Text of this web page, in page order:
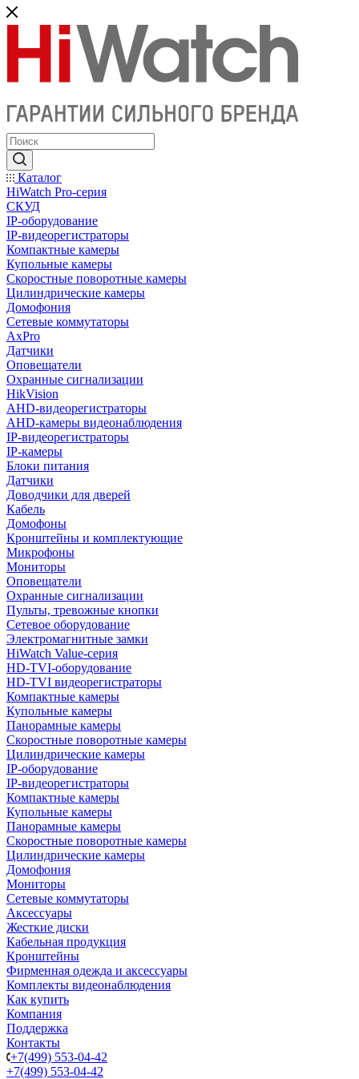
Каталог
HiWatch Pro-серия
CКУД
IP-оборудование
IP-видеорегистраторы
Компактные камеры
Купольные камеры
Скоростные поворотные камеры
Цилиндрические камеры
Домофония
Сетевые коммутаторы
AxPro
Датчики
Оповещатели
Охранные сигнализации
HikVision
AHD-видеорегистраторы
AHD-камеры видеонаблюдения
IP-видеорегистраторы
IP-камеры
Блоки питания
Датчики
Доводчики для дверей
Кабель
Домофоны
Кронштейны и комплектующие
Микрофоны
Мониторы
Оповещатели
Охранные сигнализации
Пульты, тревожные кнопки
Сетевое оборудование
Электромагнитные замки
HiWatch Value-серия
HD-TVI-оборудование
HD-TVI видеорегистраторы
Компактные камеры
Купольные камеры
Панорамные камеры
Скоростные поворотные камеры
Цилиндрические камеры
IP-оборудование
IP-видеорегистраторы
Компактные камеры
Купольные камеры
Панорамные камеры
Скоростные поворотные камеры
Цилиндрические камеры
Домофония
Мониторы
Сетевые коммутаторы
Аксессуары
Жесткие диски
Кабельная продукция
Кронштейны
Фирменная одежда и аксессуары
Комплекты видеонаблюдения
Как купить
Компания
Поддержка
Контакты
+7(499) 553-04-42
+7(499) 553-04-42